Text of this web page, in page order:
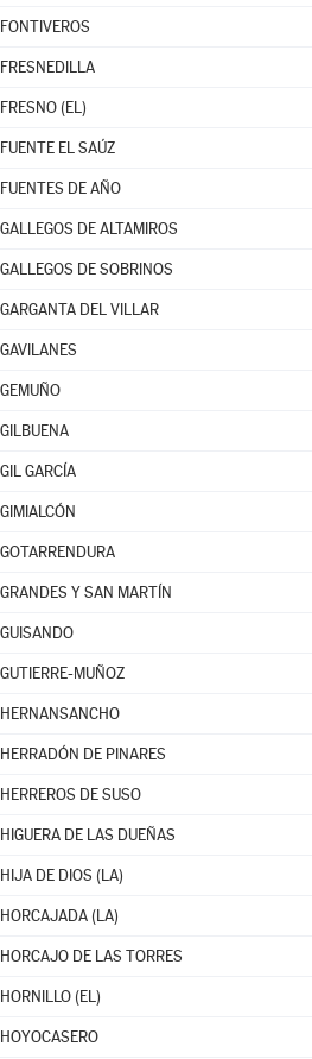
FONTIVEROS
FRESNEDILLA
FRESNO (EL)
FUENTE EL SAÚZ
FUENTES DE AÑO
GALLEGOS DE ALTAMIROS
GALLEGOS DE SOBRINOS
GARGANTA DEL VILLAR
GAVILANES
GEMUÑO
GILBUENA
GIL GARCÍA
GIMIALCÓN
GOTARRENDURA
GRANDES Y SAN MARTÍN
GUISANDO
GUTIERRE-MUÑOZ
HERNANSANCHO
HERRADÓN DE PINARES
HERREROS DE SUSO
HIGUERA DE LAS DUEÑAS
HIJA DE DIOS (LA)
HORCAJADA (LA)
HORCAJO DE LAS TORRES
HORNILLO (EL)
HOYOCASERO